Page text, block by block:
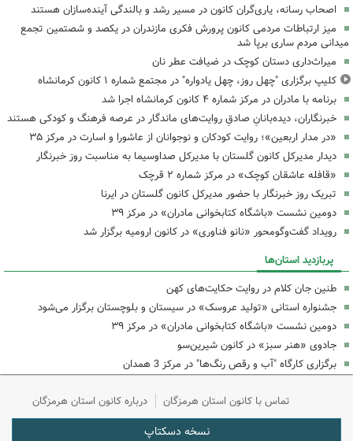
اصحاب رسانه، یاری‌گران کانون در مسیر رشد و بالندگی آینده‌سازان هستند
میز ارتباطات مردمی کانون پرورش فکری مازندران در یکصد و شصتمین تجمع
میدانی مردم ساری برپا شد
میراث‌داری دستان کوچک در ضیافت عطر نان
کلیپ برگزاری "چهل روز، چهل یادواره" در مجتمع شماره ۱ کانون کرمانشاه
برنامه با مادران در مرکز شماره ۴ کانون کرمانشاه اجرا شد
خبرنگاران، دیده‌بانانِ صادقِ روایت‌های ماندگار در عرصه فرهنگ و کودکی هستند
«در مدار اربعین»؛ روایت کودکان و نوجوانان از عاشورا و اسارت در مرکز ۳۵
دیدار مدیرکل کانون گلستان با مدیرکل صداوسیما به مناسبت روز خبرنگار
«قافله عاشقان کوچک» در مرکز شماره ۲ قرچک
تبریک روز خبرنگار با حضور مدیرکل کانون گلستان در ایرنا
دومین نشست «باشگاه کتابخوانی مادران» در مرکز ۳۹
رویداد گفت‌وگومحور «نانو فناوری» در کانون ارومیه برگزار شد
پربازدید استان‌ها
طنین جان کلام در روایت حکایت‌های کهن
جشنواره استانی «تولید عروسک» در سیستان و بلوچستان برگزار می‌شود
دومین نشست «باشگاه کتابخوانی مادران» در مرکز ۳۹
جادوی «هنر سبز» در کانون شیرین‌سو
برگزاری کارگاه "آب و رقص رنگ‌ها" در مرکز 3 همدان
تماس با کانون استان هرمزگان درباره کانون استان هرمزگان
نسخه دسکتاپ